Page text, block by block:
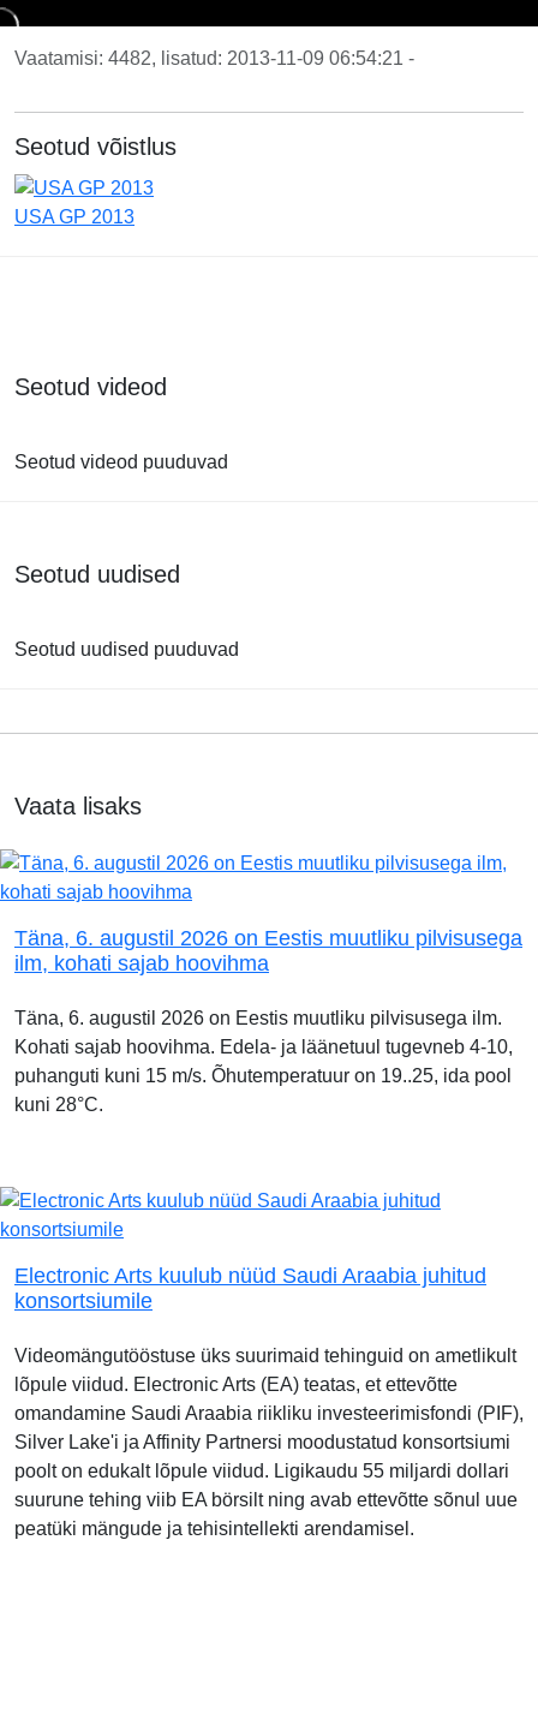
Vaatamisi: 4482, lisatud: 2013-11-09 06:54:21 -
Seotud võistlus
USA GP 2013
Seotud videod
Seotud videod puuduvad
Seotud uudised
Seotud uudised puuduvad
Vaata lisaks
Täna, 6. augustil 2026 on Eestis muutliku pilvisusega
ilm, kohati sajab hoovihma
Täna, 6. augustil 2026 on Eestis muutliku pilvisusega ilm.
Kohati sajab hoovihma. Edela- ja läänetuul tugevneb 4-10,
puhanguti kuni 15 m/s. Õhutemperatuur on 19..25, ida pool
kuni 28°C.
Electronic Arts kuulub nüüd Saudi Araabia juhitud
konsortsiumile
Videomängutööstuse üks suurimaid tehinguid on ametlikult
lõpule viidud. Electronic Arts (EA) teatas, et ettevõtte
omandamine Saudi Araabia riikliku investeerimisfondi (PIF),
Silver Lake'i ja Affinity Partnersi moodustatud konsortsiumi
poolt on edukalt lõpule viidud. Ligikaudu 55 miljardi dollari
suurune tehing viib EA börsilt ning avab ettevõtte sõnul uue
peatüki mängude ja tehisintellekti arendamisel.